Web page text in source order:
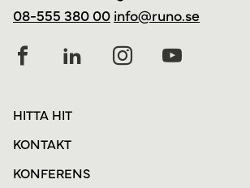
08-555 380 00 info@runo.se
HITTA HIT
KONTAKT
KONFERENS